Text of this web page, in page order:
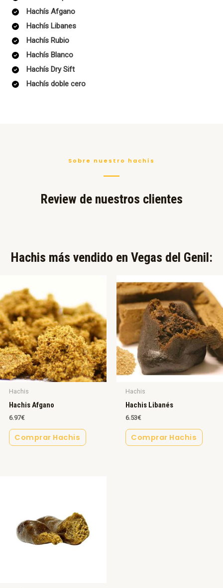
Hachís Afgano
Hachís Libanes
Hachís Rubio
Hachís Blanco
Hachís Dry Sift
Hachís doble cero
Sobre nuestro hachís
Review de nuestros clientes
Hachis más vendido en Vegas del Genil:​
Hachis
Hachis Afgano
6.97€
Comprar Hachis
Hachis
Hachis Libanés
6.53€
Comprar Hachis